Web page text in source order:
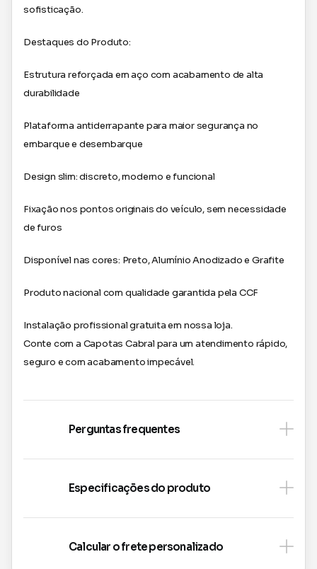
sofisticação.
Destaques do Produto:
Estrutura reforçada em aço com acabamento de alta
durabilidade
Plataforma antiderrapante para maior segurança no
embarque e desembarque
Design slim: discreto, moderno e funcional
Fixação nos pontos originais do veículo, sem necessidade
de furos
Disponível nas cores: Preto, Alumínio Anodizado e Grafite
Produto nacional com qualidade garantida pela CCF
Instalação profissional gratuita em nossa loja.
Conte com a Capotas Cabral para um atendimento rápido,
seguro e com acabamento impecável.
Perguntas frequentes
Especificações do produto
Calcular o frete personalizado